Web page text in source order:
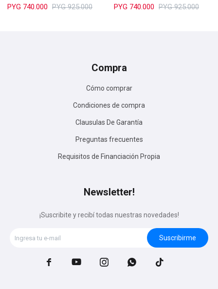
PYG 740.000 PYG 925.000 PYG 740.000 PYG 925.000
Compra
Cómo comprar
Condiciones de compra
Clausulas De Garantía
Preguntas frecuentes
Requisitos de Financiación Propia
Newsletter!
¡Suscribite y recibí todas nuestras novedades!
Suscribirme
    